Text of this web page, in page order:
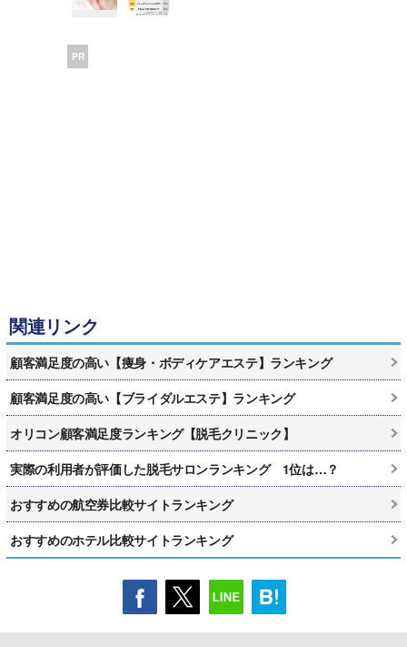
PR
関連リンク
顧客満足度の高い【痩身・ボディケアエステ】ランキング
顧客満足度の高い【ブライダルエステ】ランキング
オリコン顧客満足度ランキング【脱毛クリニック】
実際の利用者が評価した脱毛サロンランキング 1位は…？
おすすめの航空券比較サイトランキング
おすすめのホテル比較サイトランキング